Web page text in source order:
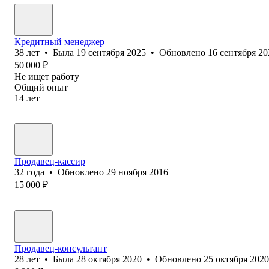
Кредитный менеджер
38 лет • Была 19 сентября 2025 • Обновлено 16 сентября
50 000 ₽
Не ищет работу
Общий опыт
14 лет
Продавец-кассир
32 года • Обновлено 29 ноября 2016
15 000 ₽
Продавец-консультант
28 лет • Была 28 октября 2020 • Обновлено 25 октября 2020